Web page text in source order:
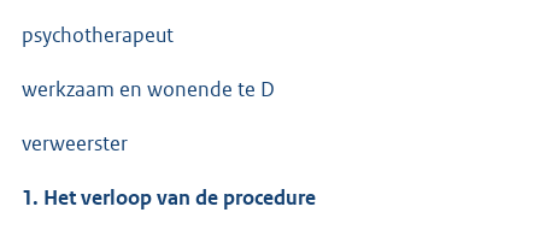
psychotherapeut
werkzaam en wonende te D
verweerster
1. Het verloop van de procedure